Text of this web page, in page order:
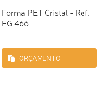
Forma PET Cristal - Ref.
FG 466
ORÇAMENTO